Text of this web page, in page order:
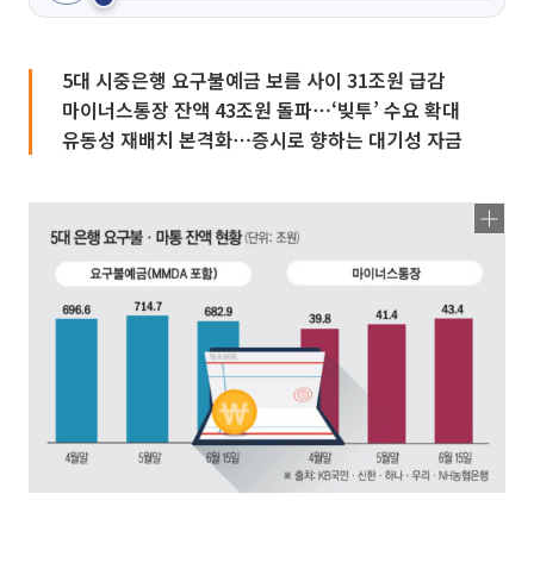
5대 시중은행 요구불예금 보름 사이 31조원 급감
마이너스통장 잔액 43조원 돌파⋯‘빚투’ 수요 확대
유동성 재배치 본격화⋯증시로 향하는 대기성 자금